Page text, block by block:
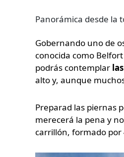
Panorámica desde la
Gobernando uno de
conocida como
podrás contemplar
alto y, aunque
Preparad las piernas
merecerá la pena y
carrillón, formado por